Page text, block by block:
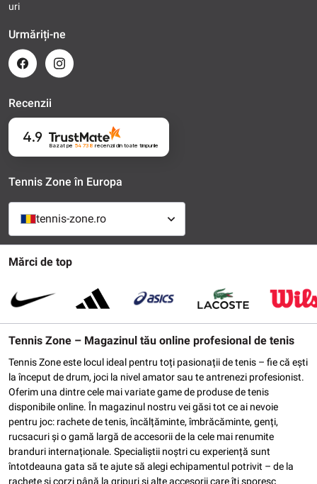
Mărci de top
Tennis Zone – Magazinul tău online profesional de tenis
Tennis Zone este locul ideal pentru toți pasionații de tenis – fie că ești
la început de drum, joci la nivel amator sau te antrenezi profesionist.
Oferim una dintre cele mai variate game de produse de tenis
disponibile online. În magazinul nostru vei găsi tot ce ai nevoie
pentru joc: rachete de tenis, încălțăminte, îmbrăcăminte, genți,
rucsacuri și o gamă largă de accesorii de la cele mai renumite
branduri internaționale. Specialiștii noștri cu experiență sunt
întotdeauna gata să te ajute să alegi echipamentul potrivit – de la
rachete și corzi până la gripuri și alte accesorii care îți sporesc
uri
Urmăriți-ne
Recenzii
4.9
Bazat pe 54 738 recenziidin toate timpurile
Tennis Zone în Europa
tennis-zone.ro